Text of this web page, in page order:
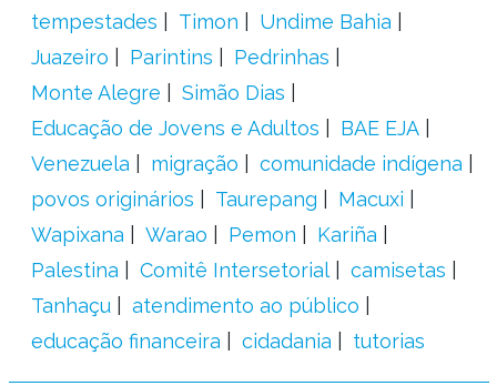
tempestades
Timon
Undime Bahia
Juazeiro
Parintins
Pedrinhas
Monte Alegre
Simão Dias
Educação de Jovens e Adultos
BAE EJA
Venezuela
migração
comunidade indígena
povos originários
Taurepang
Macuxi
Wapixana
Warao Pemon
Kariña
Palestina
Comitê Intersetorial
camisetas
Tanhaçu
atendimento ao público
educação financeira
cidadania tutorias